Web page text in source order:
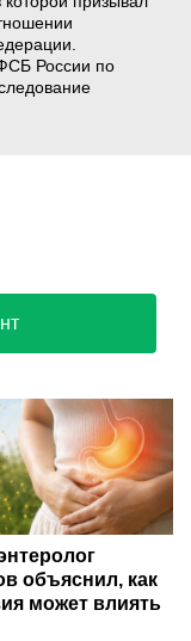
России по
объяснил, как
может влиять